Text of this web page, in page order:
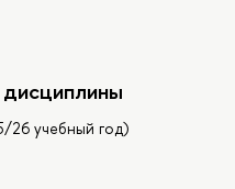
26 учебный год)